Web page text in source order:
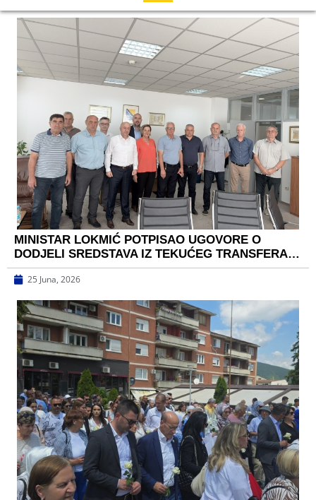
MINISTAR LOKMIĆ POTPISAO UGOVORE O
DODJELI SREDSTAVA IZ TEKUĆEG TRANSFERA…
25 Juna, 2026